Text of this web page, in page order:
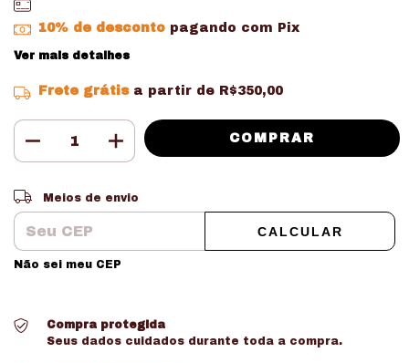
10% de descontopagando com Pix
Ver mais detalhes
Frete grátis a partir de R$350,00
Entregas para o CEP:
Meios de envio
CALCULAR
Não sei meu CEP
Compra protegida
Seus dados cuidados durante toda a compra.